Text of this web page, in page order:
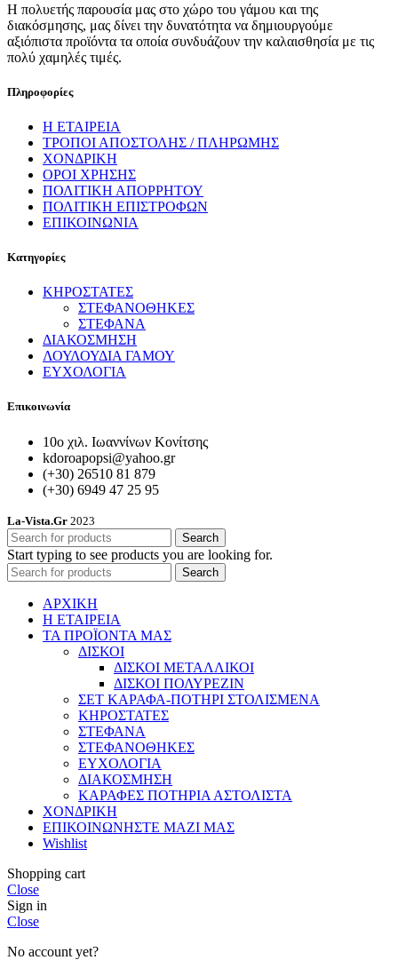
Η πολυετής παρουσία μας στο χώρο του γάμου και της
διακόσμησης, μας δίνει την δυνατότητα να δημιουργούμε
αξιόπιστα προϊόντα τα οποία συνδυάζουν την καλαισθησία με τις
πολύ χαμηλές τιμές.
Πληροφορίες
Η ΕΤΑΙΡΕΙΑ
ΤΡΟΠΟΙ ΑΠΟΣΤΟΛΗΣ / ΠΛΗΡΩΜΗΣ
ΧΟΝΔΡΙΚΗ
ΟΡΟΙ ΧΡΗΣΗΣ
ΠΟΛΙΤΙΚΗ ΑΠΟΡΡΗΤΟΥ
ΠΟΛΙΤΙΚΗ ΕΠΙΣΤΡΟΦΩΝ
ΕΠΙΚΟΙΝΩΝΙΑ
Κατηγορίες
ΚΗΡΟΣΤΑΤΕΣ
ΣΤΕΦΑΝΟΘΗΚΕΣ
ΣΤΕΦΑΝΑ
ΔΙΑΚΟΣΜΗΣΗ
ΛΟΥΛΟΥΔΙΑ ΓΑΜΟΥ
ΕΥΧΟΛΟΓΙΑ
Επικοινωνία
10ο χιλ. Ιωαννίνων Κονίτσης
kdoroapopsi@yahoo.gr
(+30) 26510 81 879
(+30) 6949 47 25 95
La-Vista.Gr 2023
Search
Start typing to see products you are looking for.
Search
ΑΡΧΙΚΗ
Η ΕΤΑΙΡΕΙΑ
ΤΑ ΠΡΟΪΟΝΤΑ ΜΑΣ
ΔΙΣΚΟΙ
ΔΙΣΚΟΙ ΜΕΤΑΛΛΙΚΟΙ
ΔΙΣΚΟΙ ΠΟΛΥΡΕΖΙΝ
ΣΕΤ ΚΑΡΑΦΑ-ΠΟΤΗΡΙ ΣΤΟΛΙΣΜΕΝΑ
ΚΗΡΟΣΤΑΤΕΣ
ΣΤΕΦΑΝΑ
ΣΤΕΦΑΝΟΘΗΚΕΣ
ΕΥΧΟΛΟΓΙΑ
ΔΙΑΚΟΣΜΗΣΗ
ΚΑΡΑΦΕΣ ΠΟΤΗΡΙΑ ΑΣΤΟΛΙΣΤΑ
ΧΟΝΔΡΙΚΗ
ΕΠΙΚΟΙΝΩΝΗΣΤΕ ΜΑΖΙ ΜΑΣ
Wishlist
Shopping cart
Close
Sign in
Close
No account yet?